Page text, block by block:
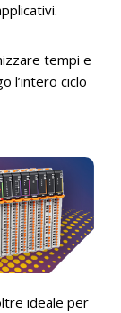
tempi e
l’intero ciclo
ideale per